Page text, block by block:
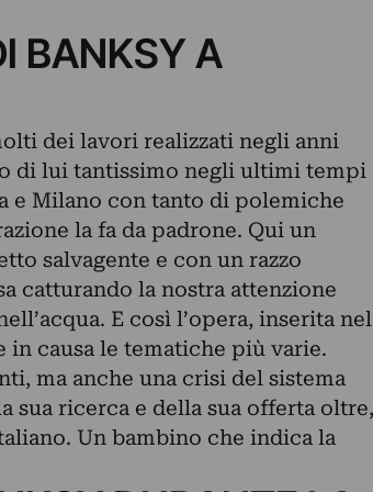
BANKSY A
dei lavori realizzati negli anni
di lui tantissimo negli ultimi tempi
e Milano con tanto di polemiche
la fa da padrone. Qui un
salvagente e con un razzo
catturando la nostra attenzione
E così l’opera, inserita nel
in causa le tematiche più varie.
ma anche una crisi del sistema
sua ricerca e della sua offerta oltre,
Un bambino che indica la